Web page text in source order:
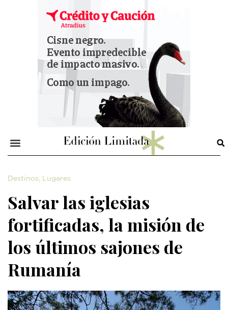
Destinos, Lugares
Salvar las iglesias
fortificadas, la misión de
los últimos sajones de
Rumanía